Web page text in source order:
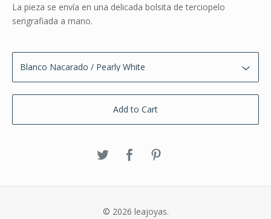
La pieza se envía en una delicada bolsita de terciopelo
serigrafiada a mano.
Add to Cart
© 2026 leajoyas.